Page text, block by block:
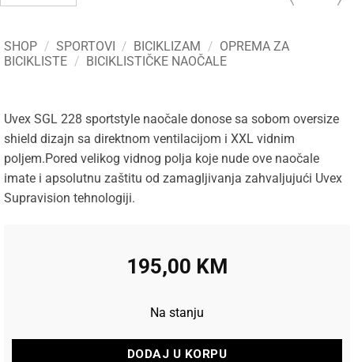
SHOP / SPORTOVI / BICIKLIZAM / OPREMA ZA
BICIKLISTE / BICIKLISTIČKE NAOČALE
Uvex SGL 228 sportstyle naočale donose sa sobom oversize
shield dizajn sa direktnom ventilacijom i XXL vidnim
poljem.Pored velikog vidnog polja koje nude ove naočale
imate i apsolutnu zaštitu od zamagljivanja zahvaljujući Uvex
Supravision tehnologiji.
195,00 KM
Na stanju
DODAJ U KORPU